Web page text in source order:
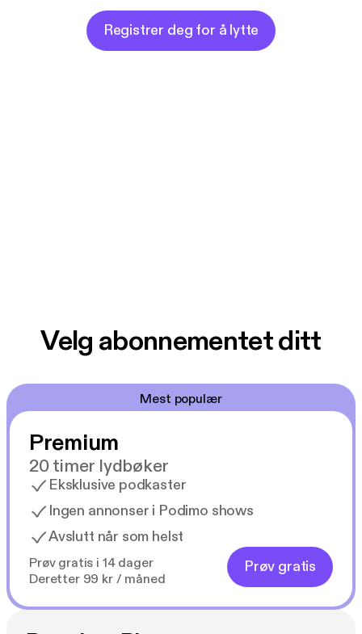
Registrer deg for å lytte
Velg abonnementet ditt
Mest populær
Premium
20 timer lydbøker
Eksklusive podkaster
Ingen annonser i Podimo shows
Avslutt når som helst
Prøv gratis i 14 dager
Deretter 99 kr / måned
Prøv gratis